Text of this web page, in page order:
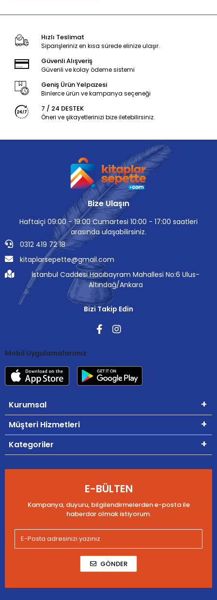
Hızlı Teslimat
Siparişleriniz en kısa sürede elinize ulaşır.
Güvenli Alışveriş
Güvenli ve kolay ödeme sistemi
Geniş Ürün Yelpazesi
Binlerce ürün ve kampanya seçeneği
7 / 24 DESTEK
Öneri ve şikayetlerinizi bize iletebilirsiniz.
Bize Ulaşın
Haftaiçi 09:00 - 19:00 Cumartesi 10:00 - 17:00 saatleri
arasında ulaşabilirsiniz.
0312 419 72 18
kitaplarsepette@gmail.com
İstanbul Caddesi Hacıbayram Mahallesi No:6 Ulus-
Altındağ/Ankara
Bizi Takip Edin
Mobil Uygulamalarımız
Kurumsal
Müşteri Hizmetleri
Kategoriler
E-BÜLTEN
Kampanya, duyuru, bilgilendirmelerden e-posta ile
haberdar olmak istiyorum.
GÖNDER